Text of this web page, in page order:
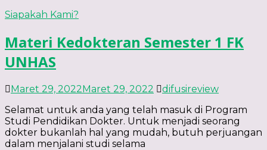
Siapakah Kami?
Materi Kedokteran Semester 1 FK
UNHAS
Maret 29, 2022Maret 29, 2022
difusireview
Selamat untuk anda yang telah masuk di Program
Studi Pendidikan Dokter. Untuk menjadi seorang
dokter bukanlah hal yang mudah, butuh perjuangan
dalam menjalani studi selama